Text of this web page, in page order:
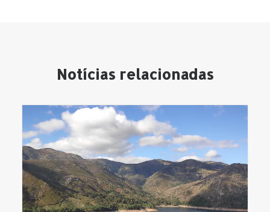
Notícias relacionadas